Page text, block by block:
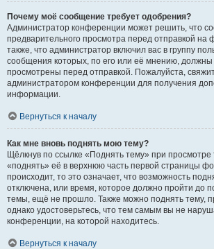
Почему моё сообщение требует одобрения?
Администратор конференции может решить, что
предварительного просмотра перед отправкой
также, что администратор включил вас в группу
сообщения которых, по его или её мнению,
просмотрены перед отправкой. Пожалуйста,
администратором конференции для получения
информации.
Вернуться к началу
Как мне вновь поднять мою тему?
Щёлкнув по ссылке «Поднять тему» при
«поднять» её в верхнюю часть первой страницы
происходит, то это означает, что возможность
отключена, или время, которое должно пройти до
темы, ещё не прошло. Также можно поднять тему,
однако удостоверьтесь, что тем самым вы не
конференции, на которой находитесь.
Вернуться к началу